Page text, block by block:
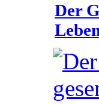
Der